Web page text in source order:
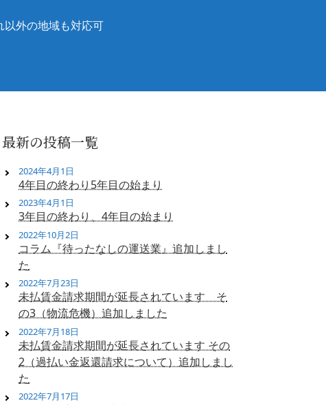
以外の地域も対応可
最新の投稿一覧
4年目の終わり5年目の始まり
2024年4月1日
3年目の終わり、4年目の始まり
2023年4月1日
コラム『待ったなしの運送業』追加しまし
た
2022年10月2日
未払賃金請求期間が延長されています そ
の3（物流危機）追加しました
2022年7月23日
未払賃金請求期間が延長されています その
2（過払い金返還請求について）追加しまし
た
2022年7月18日
2022年7月17日